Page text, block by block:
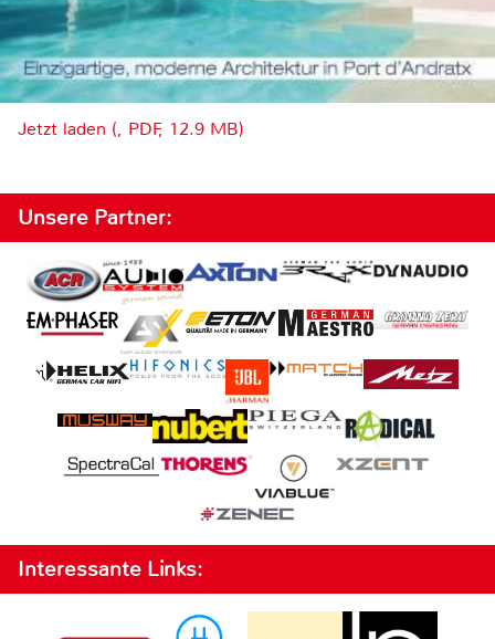
Jetzt laden (, PDF, 12.9 MB)
Unsere Partner:
Interessante Links: